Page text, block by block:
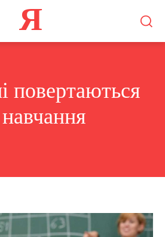
Я
повертаються